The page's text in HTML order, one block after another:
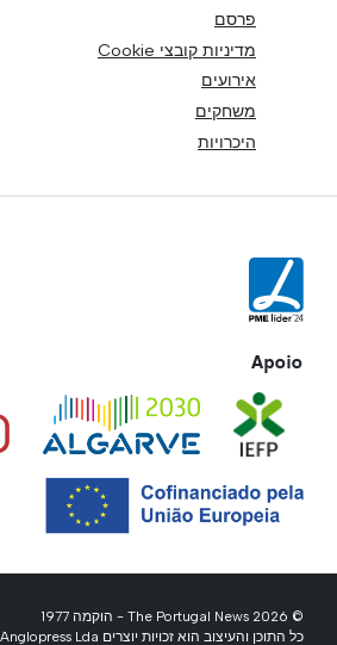
פרסם
מדיניות קובצי Cookie
אירועים
משחקים
היכרויות
Apoio
© 2026 The Portugal News - הוקמה 1977